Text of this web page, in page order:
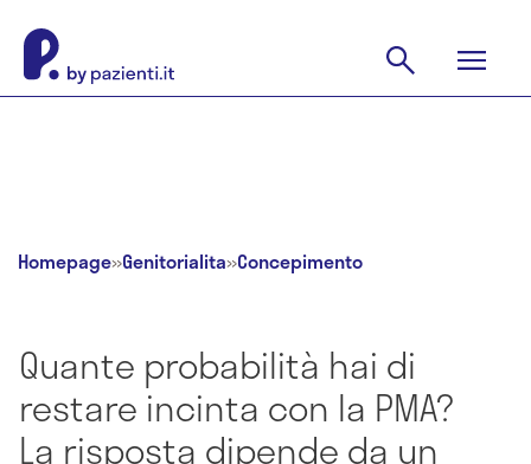
Homepage»Genitorialita»Concepimento
Quante probabilità hai di
restare incinta con la PMA?
La risposta dipende da un